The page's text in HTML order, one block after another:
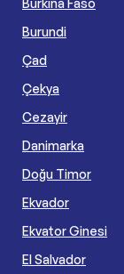
Burundi
Çad
Çekya
Cezayir
Danimarka
Doğu Timor
Ekvador
Ekvator Ginesi
El Salvador